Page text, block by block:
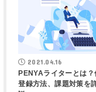
2021.04.16
PENYAライターとは？
登録方法、課題対策を